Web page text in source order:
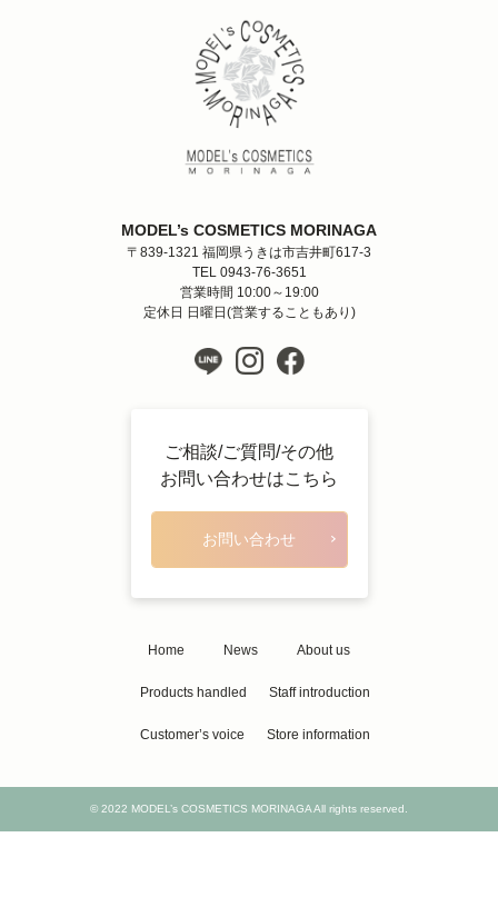
MODEL’s COSMETICS MORINAGA
〒839-1321 福岡県うきは市吉井町617-3
TEL 0943-76-3651
営業時間 10:00～19:00
定休日 日曜日(営業することもあり)
ご相談/ご質問/その他
お問い合わせはこちら
お問い合わせ
Home News About us
Products handled Staff introduction
Customer’s voice Store information
© 2022 MODEL’s COSMETICS MORINAGA All rights reserved.